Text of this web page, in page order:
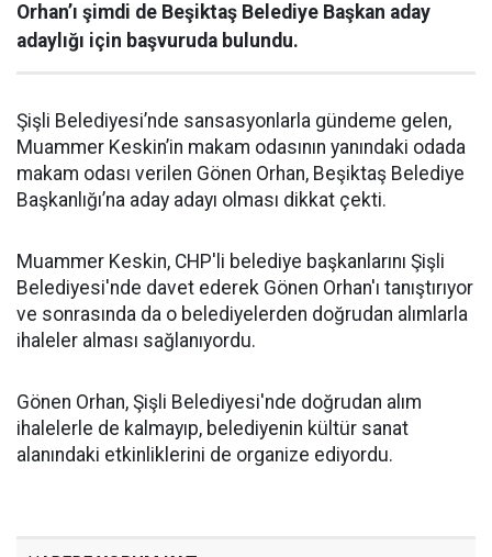
Orhan’ı şimdi de Beşiktaş Belediye Başkan aday
adaylığı için başvuruda bulundu.
Şişli Belediyesi’nde sansasyonlarla gündeme gelen,
Muammer Keskin’in makam odasının yanındaki odada
makam odası verilen Gönen Orhan, Beşiktaş Belediye
Başkanlığı’na aday adayı olması dikkat çekti.
Muammer Keskin, CHP'li belediye başkanlarını Şişli
Belediyesi'nde davet ederek Gönen Orhan'ı tanıştırıyor
ve sonrasında da o belediyelerden doğrudan alımlarla
ihaleler alması sağlanıyordu.
Gönen Orhan, Şişli Belediyesi'nde doğrudan alım
ihalelerle de kalmayıp, belediyenin kültür sanat
alanındaki etkinliklerini de organize ediyordu.